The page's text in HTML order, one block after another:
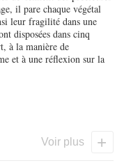
il pare chaque végétal
leur fragilité dans une
disposées dans cinq
à la manière de
et à une réflexion sur la
Voir plus